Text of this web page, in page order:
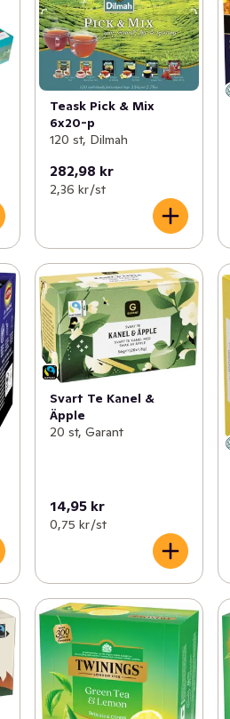
Teask Pick & Mix
6x20-p
120 st, Dilmah
282,98 kr
2,36 kr /st
Svart Te Kanel &
Äpple
20 st, Garant
14,95 kr
0,75 kr /st